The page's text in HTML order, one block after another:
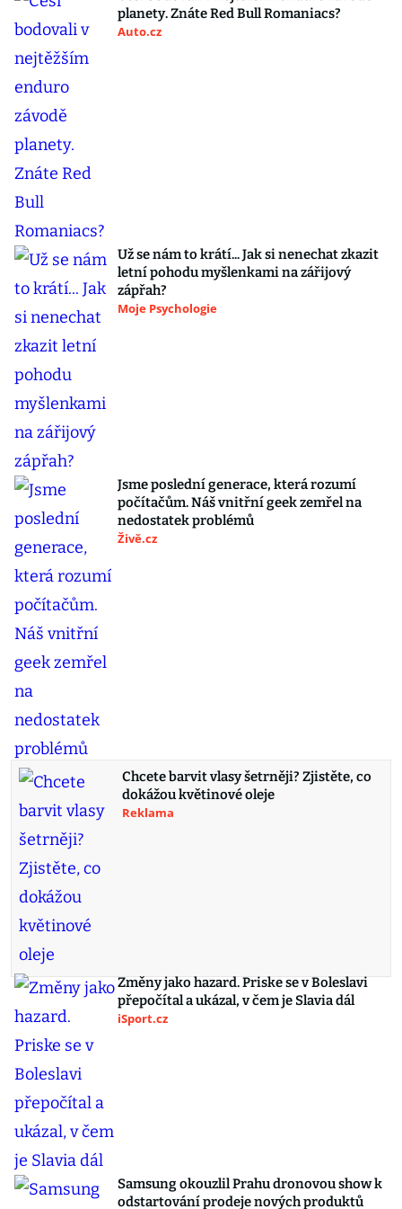
planety. Znáte Red Bull Romaniacs?
Auto.cz
Už se nám to krátí... Jak si nenechat zkazit
letní pohodu myšlenkami na zářijový
zápřah?
Moje Psychologie
Jsme poslední generace, která rozumí
počítačům. Náš vnitřní geek zemřel na
nedostatek problémů
Živě.cz
Chcete barvit vlasy šetrněji? Zjistěte, co
dokážou květinové oleje
Reklama
Změny jako hazard. Priske se v Boleslavi
přepočítal a ukázal, v čem je Slavia dál
iSport.cz
Samsung okouzlil Prahu dronovou show k
odstartování prodeje nových produktů